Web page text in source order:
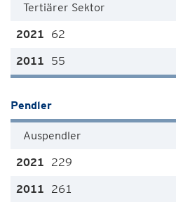
Tertiärer Sektor
62
55
Pendler
Auspendler
229
261